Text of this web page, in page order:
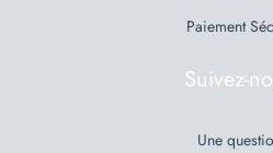
Paiement
Suivez-
Une